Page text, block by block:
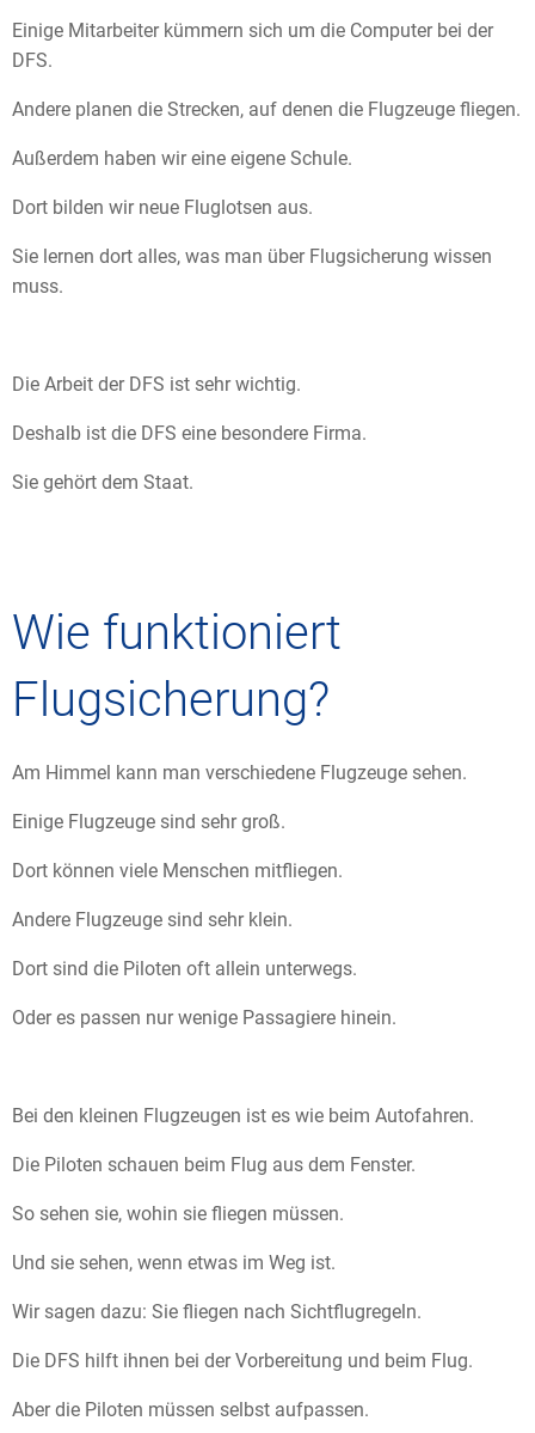
Einige Mitarbeiter kümmern sich um die Computer bei der
DFS.
Andere planen die Strecken, auf denen die Flugzeuge fliegen.
Außerdem haben wir eine eigene Schule.
Dort bilden wir neue Fluglotsen aus.
Sie lernen dort alles, was man über Flugsicherung wissen
muss.
Die Arbeit der DFS ist sehr wichtig.
Deshalb ist die DFS eine besondere Firma.
Sie gehört dem Staat.
Wie funktioniert
Flugsicherung?
Am Himmel kann man verschiedene Flugzeuge sehen.
Einige Flugzeuge sind sehr groß.
Dort können viele Menschen mitfliegen.
Andere Flugzeuge sind sehr klein.
Dort sind die Piloten oft allein unterwegs.
Oder es passen nur wenige Passagiere hinein.
Bei den kleinen Flugzeugen ist es wie beim Autofahren.
Die Piloten schauen beim Flug aus dem Fenster.
So sehen sie, wohin sie fliegen müssen.
Und sie sehen, wenn etwas im Weg ist.
Wir sagen dazu: Sie fliegen nach Sichtflugregeln.
Die DFS hilft ihnen bei der Vorbereitung und beim Flug.
Aber die Piloten müssen selbst aufpassen.